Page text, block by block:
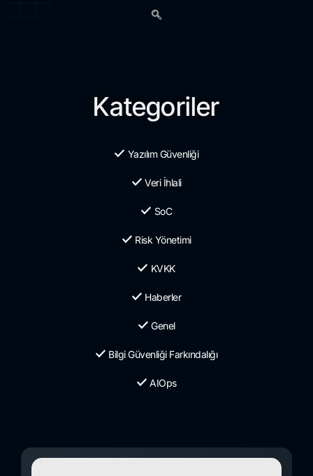
Kategoriler
Yazılım Güvenliği
Veri İhlali
SoC
Risk Yönetimi
KVKK
Haberler
Genel
Bilgi Güvenliği Farkındalığı
AIOps